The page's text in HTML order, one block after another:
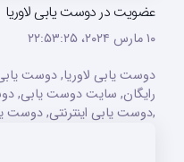
عضویت در دوست یابی لاوریا
۱۰ مارس ۲۰۲۴،‏ ۲۲:۵۳:۲۵
دوست یابی لاوریا, دوست
رایگان, سایت دوست یابی,
,دوست یابی اینترنتی, دوست